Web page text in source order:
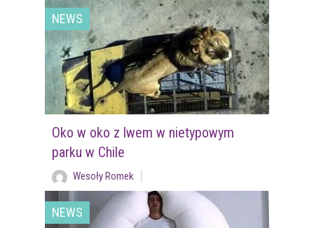
NEWS
Oko w oko z lwem w nietypowym
parku w Chile
Wesoły Romek
NEWS